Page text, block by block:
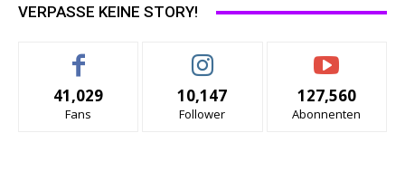
VERPASSE KEINE STORY!
41,029
Fans
10,147
Follower
127,560
Abonnenten